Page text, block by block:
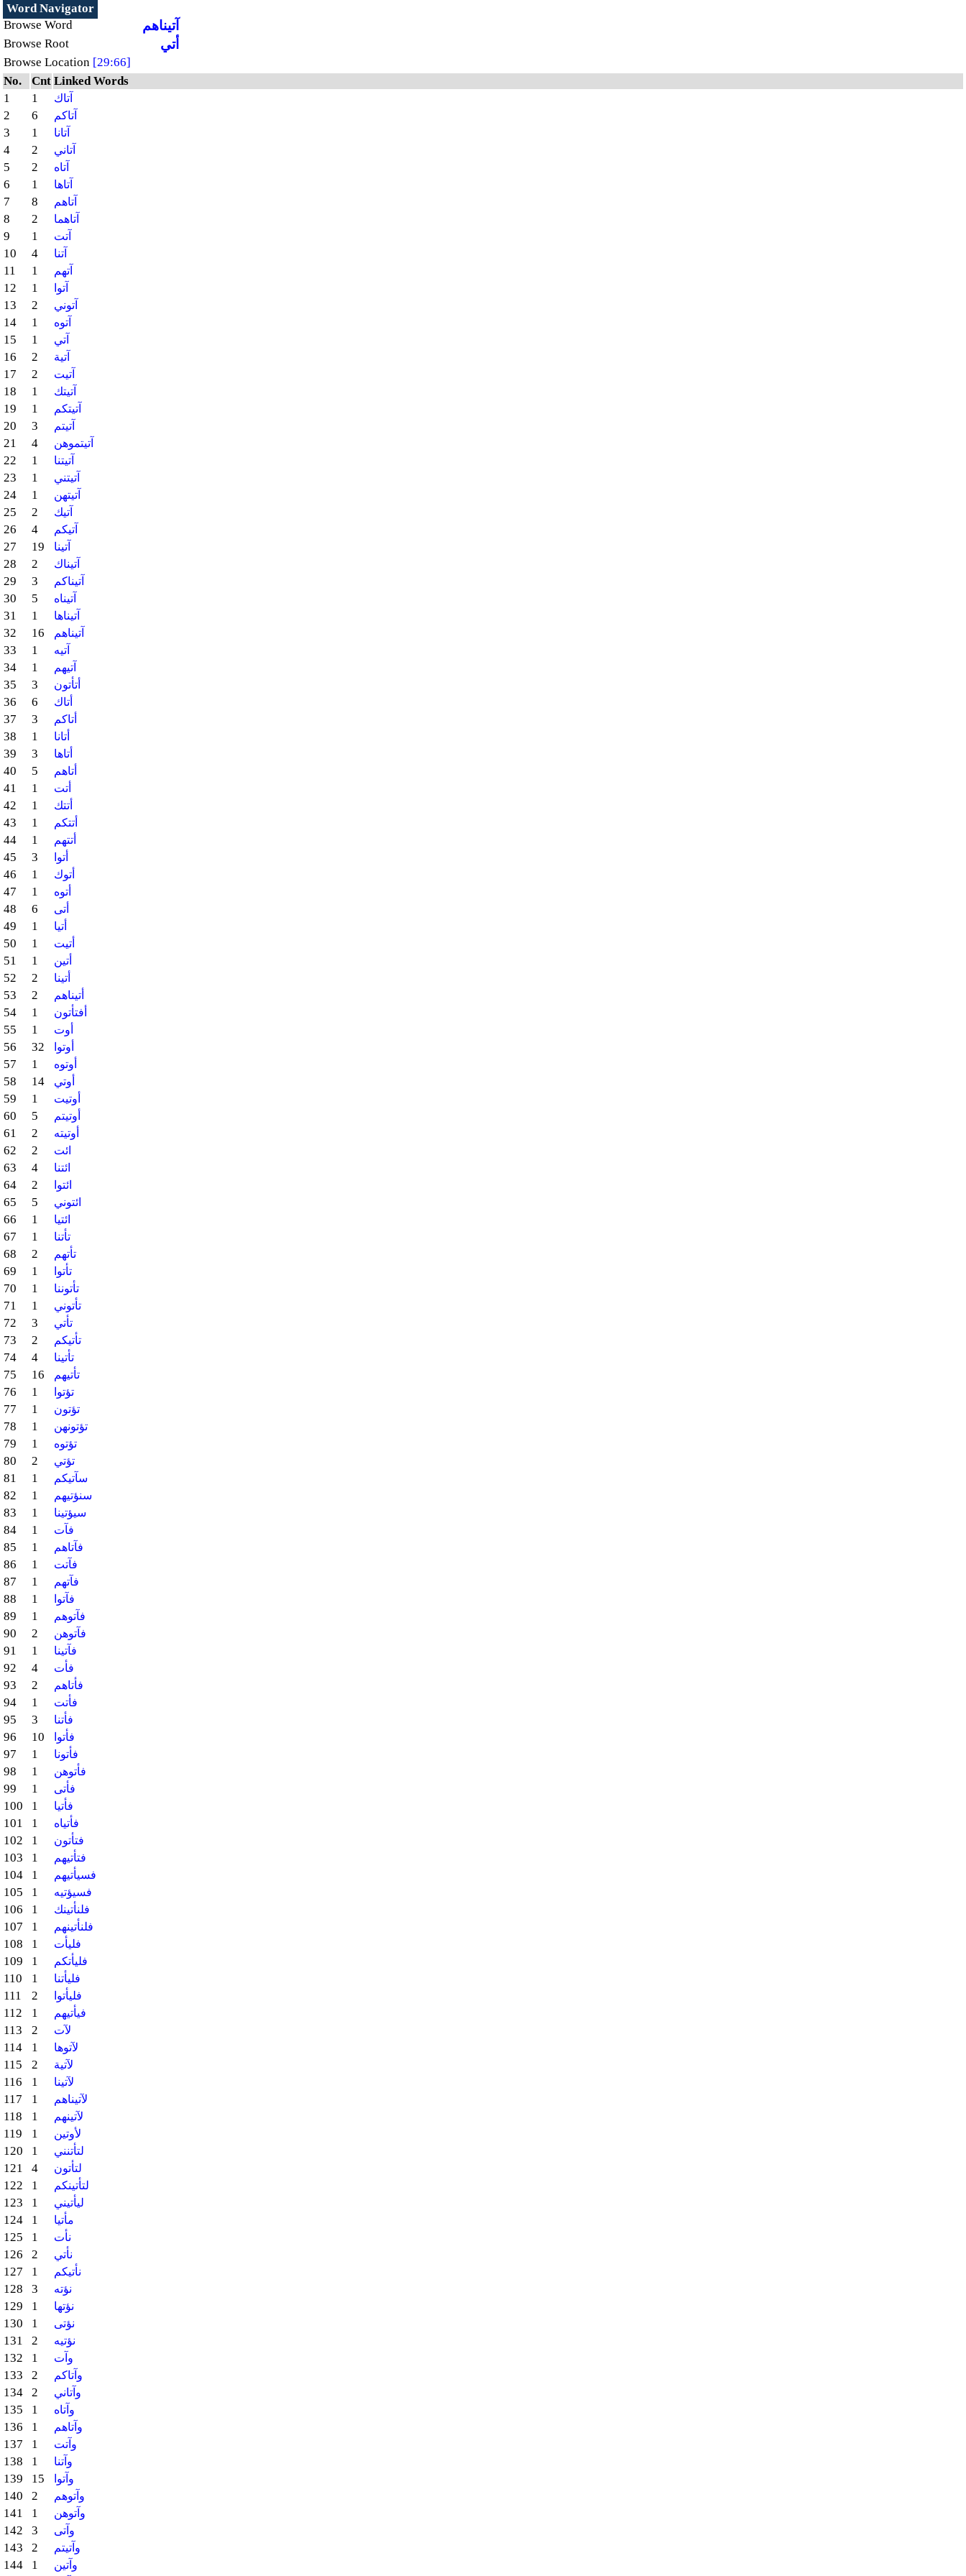
Word Navigator
Browse Word
آتيناهم
Browse Root أتي
Browse Location [29:66]
No.
Cnt Linked Words
1
1 آتاك
2 6 آتاكم
3 1 آتانا
4 2 آتاني
5 2 آتاه
6 1 آتاها
7 8 آتاهم
8 2 آتاهما
9 1 آتت
10 4 آتنا
11 1 آتهم
12 1 آتوا
13 2 آتوني
14 1 آتوه
15 1 آتي
16 2 آتية
17 2 آتيت
18 1 آتيتك
19 1 آتيتكم
20 3 آتيتم
21 4 آتيتموهن
22 1 آتيتنا
23 1 آتيتني
24 1 آتيتهن
25 2 آتيك
26 4 آتيكم
27 19 آتينا
28 2 آتيناك
29 3 آتيناكم
30 5 آتيناه
31 1 آتيناها
32 16 آتيناهم
33 1 آتيه
34 1 آتيهم
35 3 أتأتون
36 6 أتاك
37 3 أتاكم
38 1 أتانا
39 3 أتاها
40 5 أتاهم
41 1 أتت
42 1 أتتك
43 1 أتتكم
44 1 أتتهم
45 3 أتوا
46 1 أتوك
47 1 أتوه
48 6 أتى
49 1 أتيا
50 1 أتيت
51 1 أتين
52 2 أتينا
53 2 أتيناهم
54 1 أفتأتون
55 1 أوت
56 32 أوتوا
57 1 أوتوه
58 14 أوتي
59 1 أوتيت
60 5 أوتيتم
61 2 أوتيته
62 2 ائت
63 4 ائتنا
64 2 ائتوا
65 5 ائتوني
66 1 ائتيا
67 1 تأتنا
68 2 تأتهم
69 1 تأتوا
70 1 تأتوننا
71 1 تأتوني
72 3 تأتي
73 2 تأتيكم
74 4 تأتينا
75 16 تأتيهم
76 1 تؤتوا
77 1 تؤتون
78 1 تؤتونهن
79 1 تؤتوه
80 2 تؤتي
81 1 سآتيكم
82 1 سنؤتيهم
83 1 سيؤتينا
84 1 فآت
85 1 فآتاهم
86 1 فآتت
87 1 فآتهم
88 1 فآتوا
89 1 فآتوهم
90 2 فآتوهن
91 1 فآتينا
92 4 فأت
93 2 فأتاهم
94 1 فأتت
95 3 فأتنا
96 10 فأتوا
97 1 فأتونا
98 1 فأتوهن
99 1 فأتى
100 1 فأتيا
101 1 فأتياه
102 1 فتأتون
103 1 فتأتيهم
104 1 فسيأتيهم
105 1 فسيؤتيه
106 1 فلنأتينك
107 1 فلنأتينهم
108 1 فليأت
109 1 فليأتكم
110 1 فليأتنا
111 2 فليأتوا
112 1 فيأتيهم
113 2 لآت
114 1 لآتوها
115 2 لآتية
116 1 لآتينا
117 1 لآتيناهم
118 1 لآتينهم
119 1 لأوتين
120 1 لتأتنني
121 4 لتأتون
122 1 لتأتينكم
123 1 ليأتيني
124 1 مأتيا
125 1 نأت
126 2 نأتي
127 1 نأتيكم
128 3 نؤته
129 1 نؤتها
130 1 نؤتى
131 2 نؤتيه
132 1 وآت
133 2 وآتاكم
134 2 وآتاني
135 1 وآتاه
136 1 وآتاهم
137 1 وآتت
138 1 وآتنا
139 15 وآتوا
140 2 وآتوهم
141 1 وآتوهن
142 3 وآتى
143 2 وآتيتم
144 1 وآتين